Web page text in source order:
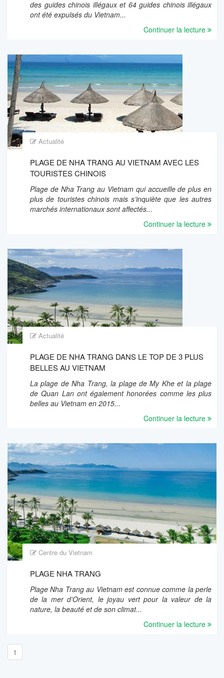
des guides chinois illégaux et 64 guides chinois illégaux
ont été expulsés du Vietnam...
Continuer la lecture
Actualité
PLAGE DE NHA TRANG AU VIETNAM AVEC LES
TOURISTES CHINOIS
Plage de Nha Trang au Vietnam qui accueille de plus en
plus de touristes chinois mais s’inquiète que les autres
marchés internationaux sont affectés...
Continuer la lecture
Actualité
PLAGE DE NHA TRANG DANS LE TOP DE 3 PLUS
BELLES AU VIETNAM
La plage de Nha Trang, la plage de My Khe et la plage
de Quan Lan ont également honorées comme les plus
belles au Vietnam en 2015...
Continuer la lecture
Centre du Vietnam
PLAGE NHA TRANG
Plage Nha Trang au Vietnam est connue comme la perle
de la mer d’Orient, le joyau vert pour la valeur de la
nature, la beauté et de son climat...
Continuer la lecture
1